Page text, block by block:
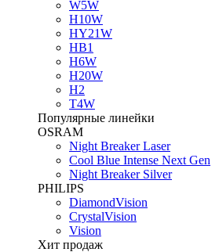
W5W
H10W
HY21W
HB1
H6W
H20W
H2
T4W
Популярные линейки
OSRAM
Night Breaker Laser
Cool Blue Intense Next Gen
Night Breaker Silver
PHILIPS
DiamondVision
CrystalVision
Vision
Хит продаж